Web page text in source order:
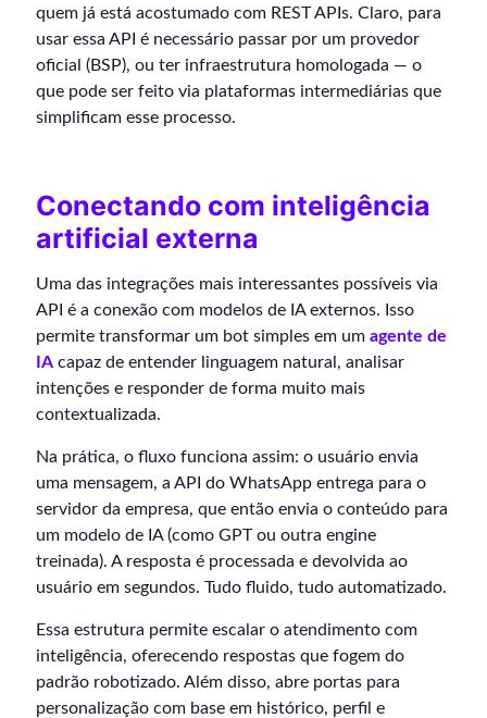
quem já está acostumado com REST APIs. Claro, para
usar essa API é necessário passar por um provedor
oficial (BSP), ou ter infraestrutura homologada — o
que pode ser feito via plataformas intermediárias que
simplificam esse processo.
Conectando com inteligência
artificial externa
Uma das integrações mais interessantes possíveis via
API é a conexão com modelos de IA externos. Isso
permite transformar um bot simples em um agente de
IA capaz de entender linguagem natural, analisar
intenções e responder de forma muito mais
contextualizada.
Na prática, o fluxo funciona assim: o usuário envia
uma mensagem, a API do WhatsApp entrega para o
servidor da empresa, que então envia o conteúdo para
um modelo de IA (como GPT ou outra engine
treinada). A resposta é processada e devolvida ao
usuário em segundos. Tudo fluido, tudo automatizado.
Essa estrutura permite escalar o atendimento com
inteligência, oferecendo respostas que fogem do
padrão robotizado. Além disso, abre portas para
personalização com base em histórico, perfil e